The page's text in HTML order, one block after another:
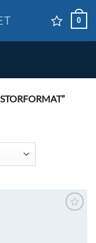
0